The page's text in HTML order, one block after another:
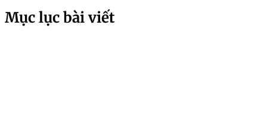
Mục lục bài viết